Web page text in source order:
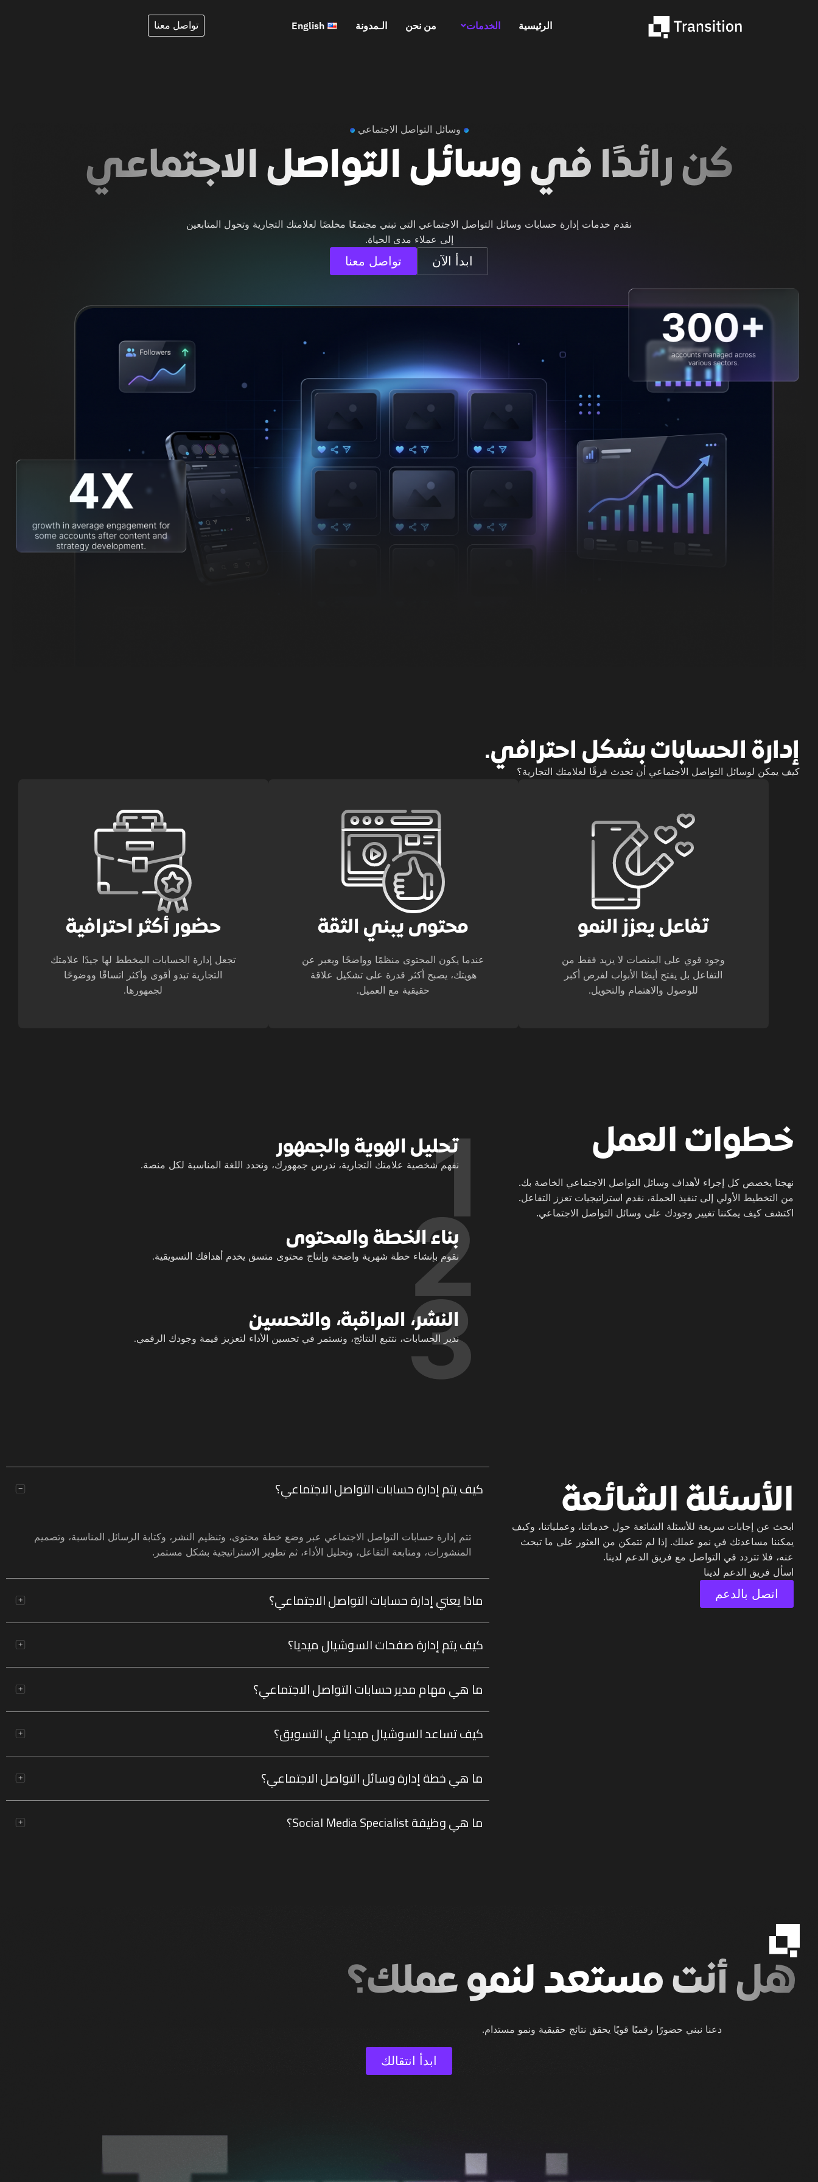
الرئيسية الخدمات من نحن الـمدونة English تواصل معنا
وسائل التواصل الاجتماعي
كن رائدًا في وسائل التواصل الاجتماعي
نقدم خدمات إدارة حسابات وسائل التواصل الاجتماعي التي تبني مجتمعًا مخلصًا لعلامتك التجارية وتحول المتابعين
إلى عملاء مدى الحياة.
تواصل معنا ابدأ الآن
إدارة الحسابات بشكل احترافي.
كيف يمكن لوسائل التواصل الاجتماعي أن تحدث فرقًا لعلامتك التجارية؟
حضور أكثر احترافية
تجعل إدارة الحسابات المخطط لها جيدًا علامتك
التجارية تبدو أقوى وأكثر اتساقًا ووضوحًا
لجمهورها.
محتوى يبني الثقة
عندما يكون المحتوى منظمًا وواضحًا ويعبر عن
هويتك، يصبح أكثر قدرة على تشكيل علاقة
حقيقية مع العميل.
تفاعل يعزز النمو
وجود قوي على المنصات لا يزيد فقط من
التفاعل بل يفتح أيضًا الأبواب لفرص أكبر
للوصول والاهتمام والتحويل.
تحليل الهوية والجمهور
نفهم شخصية علامتك التجارية، ندرس جمهورك، ونحدد اللغة المناسبة لكل منصة.
بناء الخطة والمحتوى
نقوم بإنشاء خطة شهرية واضحة وإنتاج محتوى متسق يخدم أهدافك التسويقية.
النشر، المراقبة، والتحسين
ندير الحسابات، نتتبع النتائج، ونستمر في تحسين الأداء لتعزيز قيمة وجودك الرقمي.
خطوات العمل
نهجنا يخصص كل إجراء لأهداف وسائل التواصل الاجتماعي الخاصة بك.
من التخطيط الأولي إلى تنفيذ الحملة، نقدم استراتيجيات تعزز التفاعل.
اكتشف كيف يمكننا تغيير وجودك على وسائل التواصل الاجتماعي.
كيف يتم إدارة حسابات التواصل الاجتماعي؟
تتم إدارة حسابات التواصل الاجتماعي عبر وضع خطة محتوى، وتنظيم النشر، وكتابة الرسائل المناسبة، وتصميم
المنشورات، ومتابعة التفاعل، وتحليل الأداء، ثم تطوير الاستراتيجية بشكل مستمر.
ماذا يعني إدارة حسابات التواصل الاجتماعي؟
كيف يتم إدارة صفحات السوشيال ميديا؟
ما هي مهام مدير حسابات التواصل الاجتماعي؟
كيف تساعد السوشيال ميديا في التسويق؟
ما هي خطة إدارة وسائل التواصل الاجتماعي؟
ما هي وظيفة Social Media Specialist؟
الأسئلة الشائعة
ابحث عن إجابات سريعة للأسئلة الشائعة حول خدماتنا، وعملياتنا، وكيف
يمكننا مساعدتك في نمو عملك. إذا لم تتمكن من العثور على ما تبحث
عنه، فلا تتردد في التواصل مع فريق الدعم لدينا.
اسأل فريق الدعم لدينا
اتصل بالدعم
هل أنت مستعد لنمو عملك؟
دعنا نبني حضورًا رقميًا قويًا يحقق نتائج حقيقية ونمو مستدام.
ابدأ انتقالك